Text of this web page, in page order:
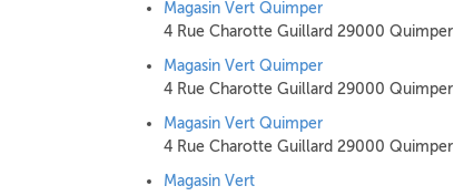
Magasin Vert Quimper
4 Rue Charotte Guillard 29000 Quimper
Magasin Vert Quimper
4 Rue Charotte Guillard 29000 Quimper
Magasin Vert Quimper
4 Rue Charotte Guillard 29000 Quimper
Magasin Vert